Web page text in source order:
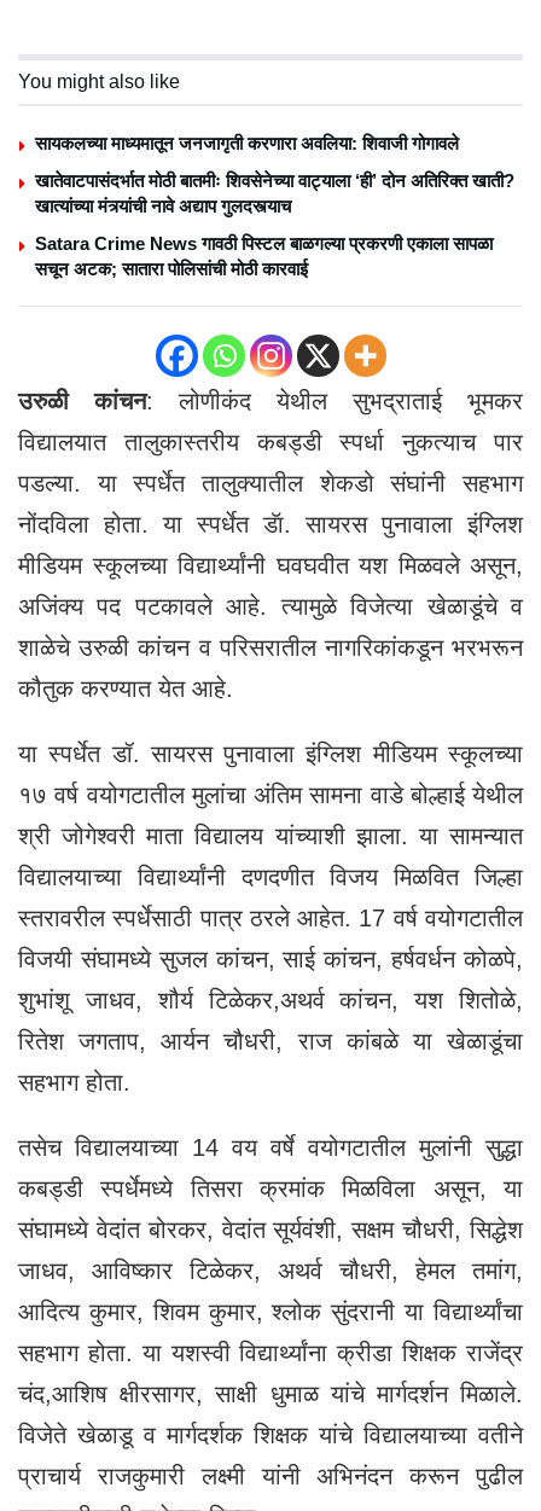
You might also like
सायकलच्या माध्यमातून जनजागृती करणारा अवलिया: शिवाजी गोगावले
खातेवाटपासंदर्भात मोठी बातमीः शिवसेनेच्या वाट्याला ‘ही’ दोन अतिरिक्त खाती?
खात्यांच्या मंत्र्यांची नावे अद्याप गुलदस्त्याच
Satara Crime News गावठी पिस्टल बाळगल्या प्रकरणी एकाला सापळा
सचून अटक; सातारा पोलिसांची मोठी कारवाई
उरुळी कांचन: लोणीकंद येथील सुभद्राताई भूमकर
विद्यालयात तालुकास्तरीय कबड्डी स्पर्धा नुकत्याच पार
पडल्या. या स्पर्धेत तालुक्यातील शेकडो संघांनी सहभाग
नोंदविला होता. या स्पर्धेत डॅा. सायरस पुनावाला इंग्लिश
मीडियम स्कूलच्या विद्यार्थ्यांनी घवघवीत यश मिळवले असून,
अजिंक्य पद पटकावले आहे. त्यामुळे विजेत्या खेळाडूंचे व
शाळेचे उरुळी कांचन व परिसरातील नागरिकांकडून भरभरून
कौतुक करण्यात येत आहे.
या स्पर्धेत डॉ. सायरस पुनावाला इंग्लिश मीडियम स्कूलच्या
१७ वर्ष वयोगटातील मुलांचा अंतिम सामना वाडे बोल्हाई येथील
श्री जोगेश्वरी माता विद्यालय यांच्याशी झाला. या सामन्यात
विद्यालयाच्या विद्यार्थ्यांनी दणदणीत विजय मिळवित जिल्हा
स्तरावरील स्पर्धेसाठी पात्र ठरले आहेत. 17 वर्ष वयोगटातील
विजयी संघामध्ये सुजल कांचन, साई कांचन, हर्षवर्धन कोळपे,
शुभांशू जाधव, शौर्य टिळेकर,अथर्व कांचन, यश शितोळे,
रितेश जगताप, आर्यन चौधरी, राज कांबळे या खेळाडूंचा
सहभाग होता.
तसेच विद्यालयाच्या 14 वय वर्षे वयोगटातील मुलांनी सुद्धा
कबड्डी स्पर्धेमध्ये तिसरा क्रमांक मिळविला असून, या
संघामध्ये वेदांत बोरकर, वेदांत सूर्यवंशी, सक्षम चौधरी, सिद्धेश
जाधव, आविष्कार टिळेकर, अथर्व चौधरी, हेमल तमांग,
आदित्य कुमार, शिवम कुमार, श्लोक सुंदरानी या विद्यार्थ्यांचा
सहभाग होता. या यशस्वी विद्यार्थ्यांना क्रीडा शिक्षक राजेंद्र
चंद,आशिष क्षीरसागर, साक्षी धुमाळ यांचे मार्गदर्शन मिळाले.
विजेते खेळाडू व मार्गदर्शक शिक्षक यांचे विद्यालयाच्या वतीने
प्राचार्य राजकुमारी लक्ष्मी यांनी अभिनंदन करून पुढील